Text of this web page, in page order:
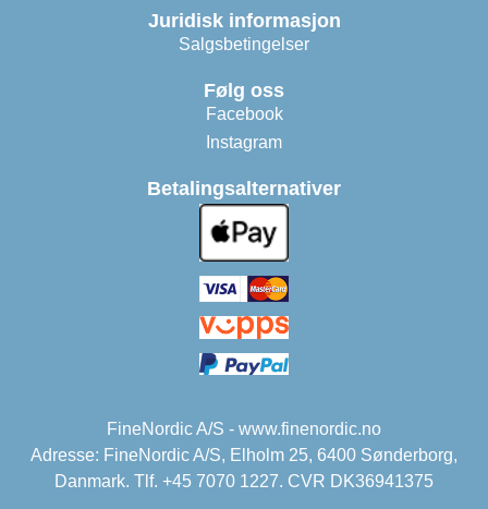
Juridisk informasjon
Salgsbetingelser
Følg oss
Facebook
Instagram
Betalingsalternativer
FineNordic A/S - www.finenordic.no
Adresse: FineNordic A/S, Elholm 25, 6400 Sønderborg,
Danmark. Tlf. +45 7070 1227. CVR DK36941375